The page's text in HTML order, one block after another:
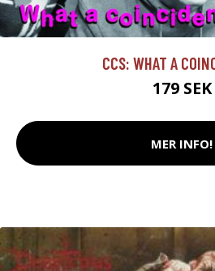
CCS: WHAT A
179 SEK
MER INFO!